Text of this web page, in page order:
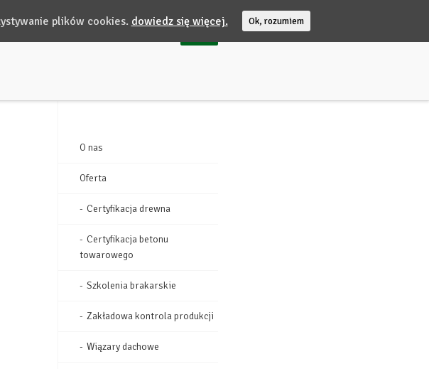
O nas
Oferta
Certyfikacja drewna
Certyfikacja betonu
towarowego
Szkolenia brakarskie
Zakładowa kontrola produkcji
Wiązary dachowe
plików cookies. dowiedz się więcej. Ok, rozumiem